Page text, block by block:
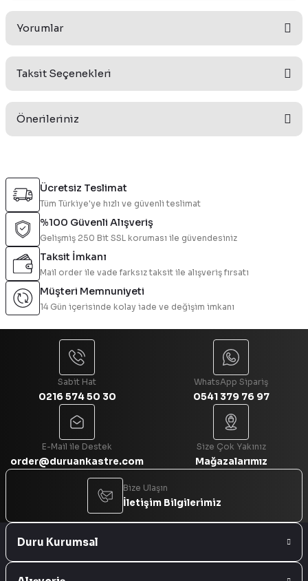
Yorumlar
Yorum Yaz
Taksit Seçenekleri
Önerileriniz
konularda yetersiz gördüğünüz noktaları öneri formunu
kullanarak tarafımıza iletebilirsiniz.
Görüş ve önerileriniz için teşekkür ederiz.
Ürün resmi kalitesiz, bozuk veya görüntülenemiyor.
Ürün açıklamasında eksik bilgiler bulunuyor.
Ürün bilgilerinde hatalar bulunuyor.
Ürün fiyatı diğer sitelerden daha pahalı.
Ücretsiz Teslimat
Tüm Türkiye'ye hızlı ve güvenli teslimat
%100 Güvenli Alışveriş
Gelişmiş 250 Bit SSL koruması ile güvendesiniz
Taksit İmkanı
Mail order ile vade farksız taksit ile alışveriş fırsatı
Müşteri Memnuniyeti
14 Gün içerisinde kolay iade ve değişim imkanı
Sabit Hat
0216 574 50 30
WhatsApp Sipariş
0541 379 76 97
E-Mail ile Destek
order@duruankastre.com
Size Çok Yakınız
Mağazalarımız
Bize Ulaşın
İletişim Bilgilerimiz
Duru Kurumsal